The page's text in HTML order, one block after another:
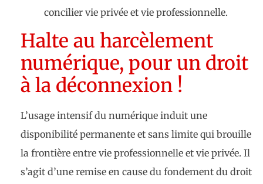
concilier vie privée et vie professionnelle.
Halte au harcèlement
numérique, pour un droit
à la déconnexion !
L’usage intensif du numérique induit une
disponibilité permanente et sans limite qui brouille
la frontière entre vie professionnelle et vie privée. Il
s’agit d’une remise en cause du fondement du droit